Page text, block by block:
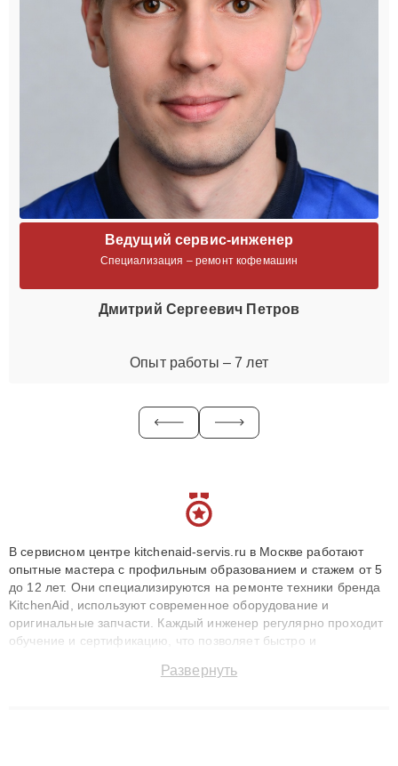
Ведущий сервис-инженер
Специализация – ремонт кофемашин
Дмитрий Сергеевич Петров
Опыт работы – 7 лет
В сервисном центре kitchenaid-servis.ru в Москве работают
опытные мастера с профильным образованием и стажем от 5
до 12 лет. Они специализируются на ремонте техники бренда
KitchenAid, используют современное оборудование и
оригинальные запчасти. Каждый инженер регулярно проходит
обучение и сертификацию, что позволяет быстро и
сохранением гарантии до 3 лет. Наши мастера решают
Развернуть